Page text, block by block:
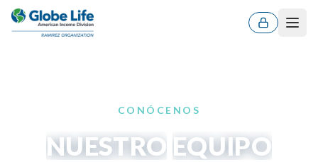
CONÓCENOS
NUESTRO EQUIPO